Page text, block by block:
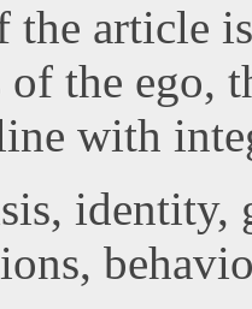
article
of the ego,
with
identity,